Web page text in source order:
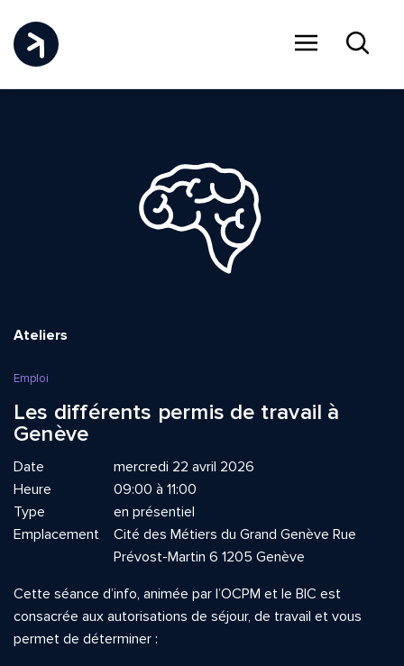
Ateliers
Emploi
Les différents permis de travail à
Genève
Date
mercredi 22 avril 2026
Heure
09:00 à 11:00
Type
en présentiel
Emplacement
Cité des Métiers du Grand Genève Rue
Prévost-Martin 6 1205 Genève
Cette séance d’info, animée par l’OCPM et le BIC est
consacrée aux autorisations de séjour, de travail et vous
permet de déterminer :